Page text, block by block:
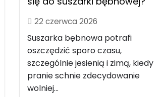
22 czerwca 2026
Suszarka bębnowa potrafi
oszczędzić sporo czasu,
szczególnie jesienią i zimą, kiedy
pranie schnie zdecydowanie
wolniej...